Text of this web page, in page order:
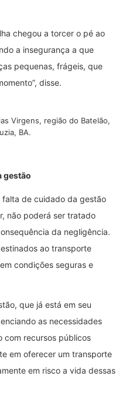
chegou a torcer o pé ao
a insegurança a que
pequenas, frágeis, que
disse.
Virgens, região do Batelão,
BA.
gestão
falta de cuidado da gestão
não poderá ser tratado
da negligência.
ao transporte
condições seguras e
que já está em seu
as necessidades
com recursos públicos
em oferecer um transporte
em risco a vida dessas